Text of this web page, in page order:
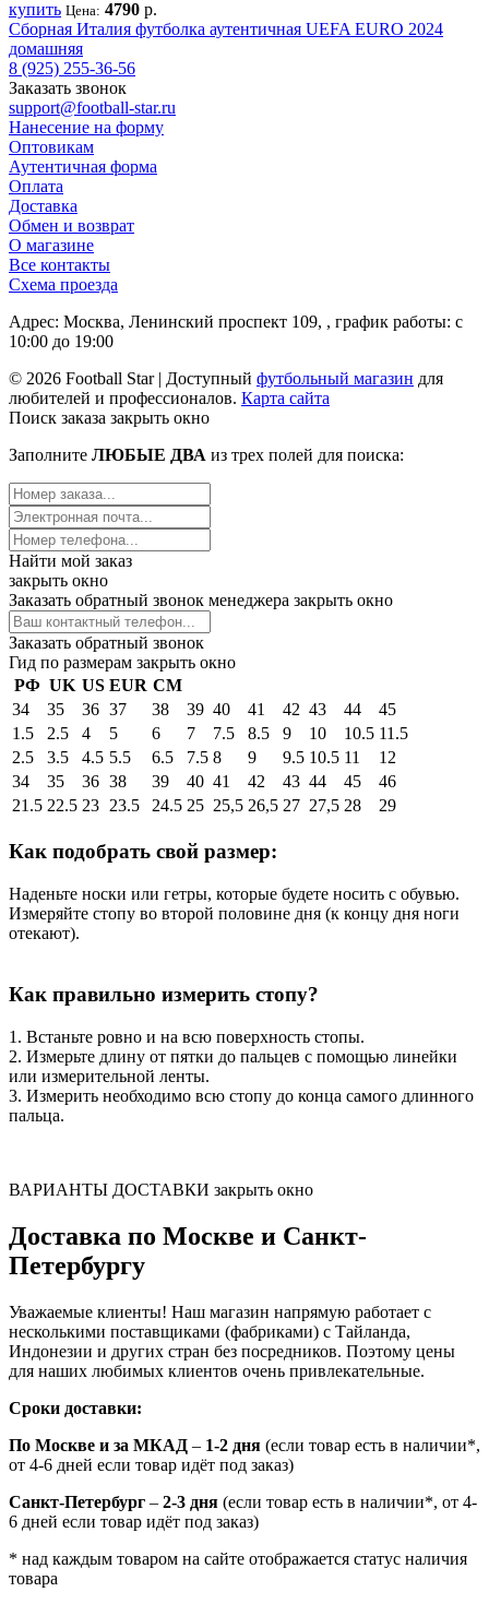
купить Цена: 4790 р.
Сборная Италия футболка аутентичная UEFA EURO 2024
домашняя
8 (925) 255-36-56
Заказать звонок
support@football-star.ru
Нанесение на форму
Оптовикам
Аутентичная форма
Оплата
Доставка
Обмен и возврат
О магазине
Все контакты
Схема проезда
Адрес: Москва, Ленинский проспект 109, , график работы: с
10:00 до 19:00
© 2026 Football Star | Доступный футбольный магазин для
любителей и профессионалов. Карта сайта
Поиск заказа закрыть окно
Заполните ЛЮБЫЕ ДВА из трех полей для поиска:
Найти мой заказ
закрыть окно
Заказать обратный звонок менеджера закрыть окно
Заказать обратный звонок
Гид по размерам закрыть окно
РФ UK US EUR СМ
34
35 36 37 38 39 40 41 42 43 44
45
1.5
2.5 4 5 6 7 7.5 8.5 9 10 10.5 11.5
2.5
3.5 4.5 5.5 6.5 7.5 8 9 9.5 10.5 11
12
34
35 36 38 39 40 41 42 43 44 45
46
21.5 22.5 23 23.5 24.5 25 25,5 26,5 27 27,5 28 29
Как подобрать свой размер:
Наденьте носки или гетры, которые будете носить с обувью.
Измеряйте стопу во второй половине дня (к концу дня ноги
отекают).
Как правильно измерить стопу?
1. Встаньте ровно и на всю поверхность стопы.
2. Измерьте длину от пятки до пальцев с помощью линейки
или измерительной ленты.
3. Измерить необходимо всю стопу до конца самого длинного
пальца.
ВАРИАНТЫ ДОСТАВКИ закрыть окно
Доставка по Москве и Санкт-
Петербургу
Уважаемые клиенты! Наш магазин напрямую работает с
несколькими поставщиками (фабриками) с Тайланда,
Индонезии и других стран без посредников. Поэтому цены
для наших любимых клиентов очень привлекательные.
Сроки доставки:
По Москве и за МКАД – 1-2 дня (если товар есть в наличии*,
от 4-6 дней если товар идёт под заказ)
Санкт-Петербург – 2-3 дня (если товар есть в наличии*, от 4-
6 дней если товар идёт под заказ)
* над каждым товаром на сайте отображается статус наличия
товара